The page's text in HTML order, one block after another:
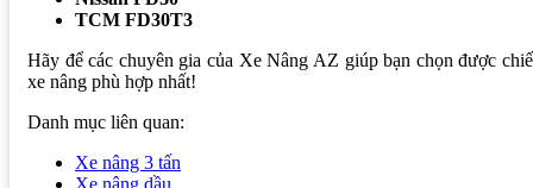
TCM FD30T3
Hãy để các chuyên gia của Xe Nâng AZ giúp bạn chọn được
xe nâng phù hợp nhất!
Danh mục liên quan:
Xe nâng 3 tấn
Xe nâng dầu